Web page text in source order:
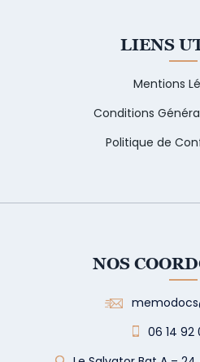
LIENS
Mentions
Conditions
Politique de
NOS
06 14 92